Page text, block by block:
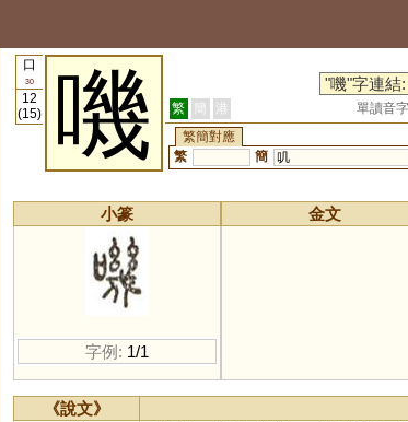
口
30
12
(15)
嘰 繁 簡 港
單讀音字
繁簡對應
繁
簡 叽
小篆
字例: 1/1
金文
《說文》